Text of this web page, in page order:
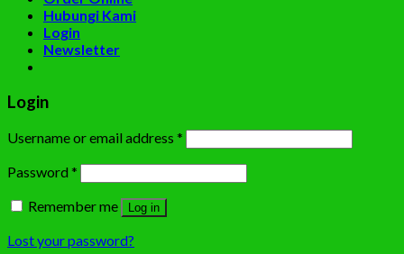
Hubungi Kami
Login
Newsletter
Login
Username or email address *
Password*
Remember me
Log in
Lost your password?